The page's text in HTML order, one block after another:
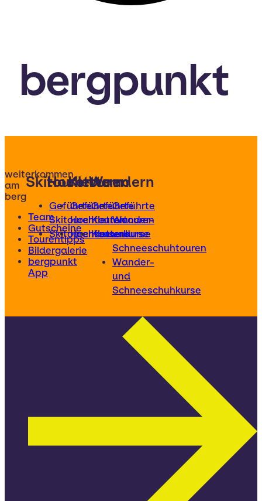
bergpunkt
weiterkommen
am
berg
Team
Gutscheine
Tourentipps
Bildergalerie
bergpunkt
App
Skitouren
Geführte
Skitouren
Skitourenkurse
Hochtouren
Geführte
Hochtouren
Hochtourenkurse
Klettern
Geführte
Klettertouren
Kletterkurse
Wandern
Geführte
Wander-
und
Schneeschuhtouren
Wander-
und
Schneeschuhkurse